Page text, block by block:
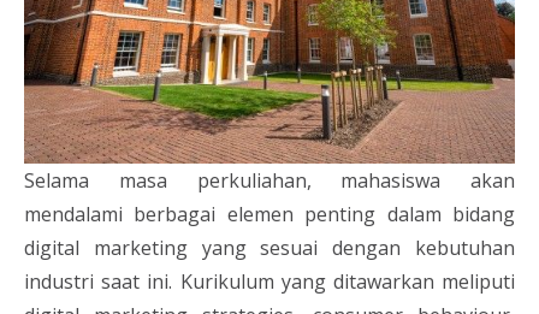
Selama masa perkuliahan, mahasiswa akan
mendalami berbagai elemen penting dalam bidang
digital marketing yang sesuai dengan kebutuhan
industri saat ini. Kurikulum yang ditawarkan meliputi